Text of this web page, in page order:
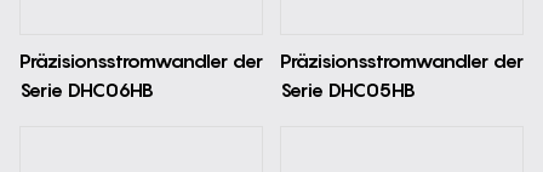
Präzisionsstromwandler der
Serie DHC06HB
Präzisionsstromwandler der
Serie DHC05HB